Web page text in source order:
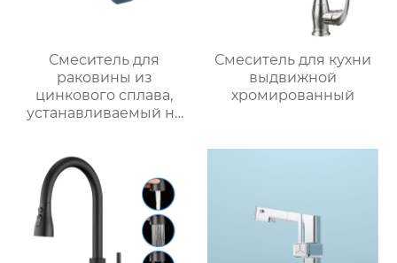
Смеситель для
раковины из
цинкового сплава,
устанавливаемый на
Смеситель для кухни
выдвижной
хромированный